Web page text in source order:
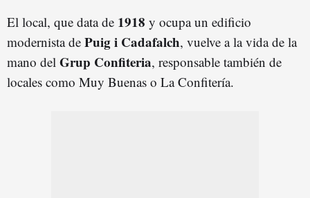
El local, que data de 1918 y ocupa un edificio
modernista de Puig i Cadafalch, vuelve a la vida de la
mano del Grup Confiteria, responsable también de
locales como Muy Buenas o La Confitería.